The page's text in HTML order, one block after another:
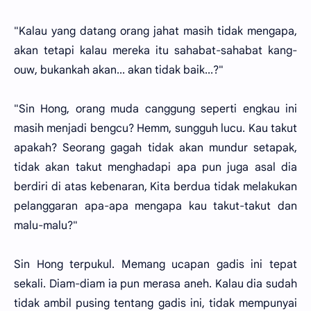
"Kalau yang datang orang jahat masih tidak mengapa,
akan tetapi kalau mereka itu sahabat-sahabat kang-
ouw, bukankah akan... akan tidak baik...?"
"Sin Hong, orang muda canggung seperti engkau ini
masih menjadi bengcu? Hemm, sungguh lucu. Kau takut
apakah? Seorang gagah tidak akan mundur setapak,
tidak akan takut menghadapi apa pun juga asal dia
berdiri di atas kebenaran, Kita berdua tidak melakukan
pelanggaran apa-apa mengapa kau takut-takut dan
malu-malu?"
Sin Hong terpukul. Memang ucapan gadis ini tepat
sekali. Diam-diam ia pun merasa aneh. Kalau dia sudah
tidak ambil pusing tentang gadis ini, tidak mempunyai